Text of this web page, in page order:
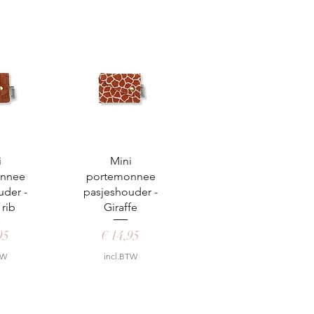
-
rib
Snel overzicht
Mini
portemonnee
pasjeshouder -
Giraffe
Prijs
€ 14,95
incl.BTW